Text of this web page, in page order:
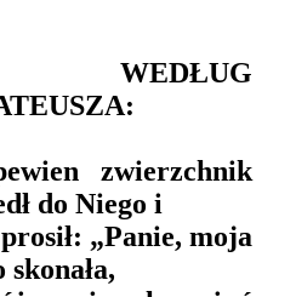
WEDŁUG
zwierzchnik
do Niego i
„Panie, moja